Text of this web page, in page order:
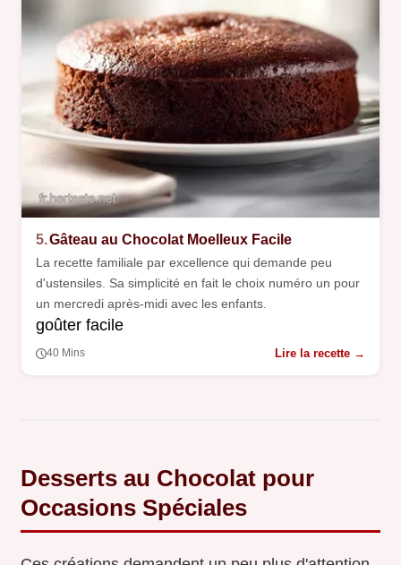
5.Gâteau au Chocolat Moelleux Facile
La recette familiale par excellence qui demande peu
d'ustensiles. Sa simplicité en fait le choix numéro un pour
un mercredi après-midi avec les enfants.
goûter facile
40 Mins Lire la recette →
Desserts au Chocolat pour
Occasions Spéciales